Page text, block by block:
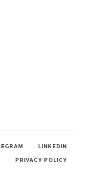
LINKEDIN
PRIVACY POLICY